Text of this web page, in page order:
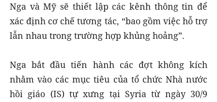
Nga và Mỹ sẽ thiết lập các kênh thông tin để
xác định cơ chế tương tác, “bao gồm việc hỗ trợ
lẫn nhau trong trường hợp khủng hoảng”.
Nga bắt đầu tiến hành các đợt không kích
nhằm vào các mục tiêu của tổ chức Nhà nước
hồi giáo (IS) tự xưng tại Syria từ ngày 30/9